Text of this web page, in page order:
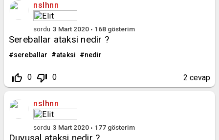
nslhnn
sordu 3 Mart 2020 168 gösterim
Sereballar ataksi nedir ?
sereballar ataksi nedir
thumb_up_off_alt 0 thumb_down_off_alt 0 2 cevap
nslhnn
sordu 3 Mart 2020 177 gösterim